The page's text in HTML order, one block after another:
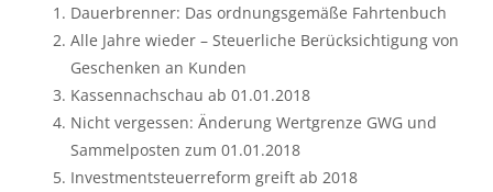
Dauerbrenner: Das ordnungsgemäße Fahrtenbuch
Alle Jahre wieder – Steuerliche Berücksichtigung von
Geschenken an Kunden
Kassennachschau ab 01.01.2018
Nicht vergessen: Änderung Wertgrenze GWG und
Sammelposten zum 01.01.2018
Investmentsteuerreform greift ab 2018